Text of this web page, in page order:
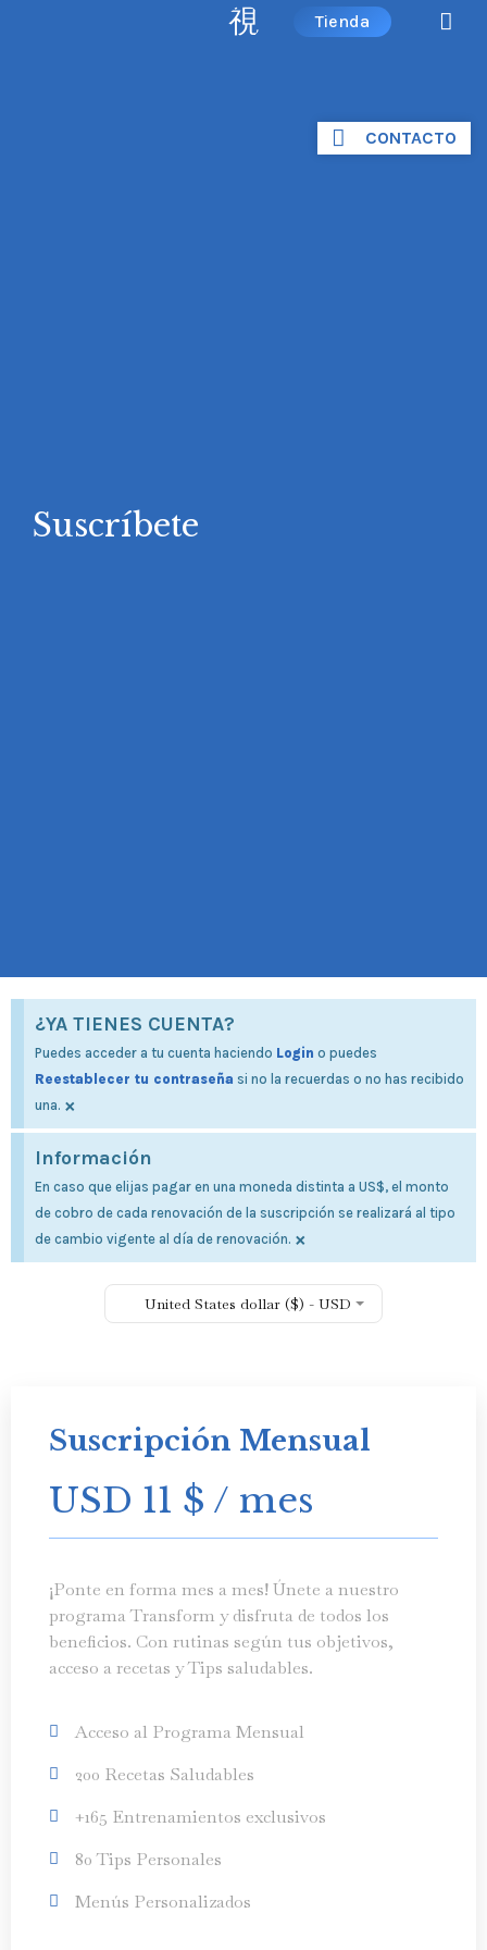
Tienda
CONTACTO
Suscríbete
¿YA TIENES CUENTA?
Puedes acceder a tu cuenta haciendo Login o puedes
Reestablecer tu contraseña si no la recuerdas o no has recibido
una. ×
Información
En caso que elijas pagar en una moneda distinta a US$, el monto
de cobro de cada renovación de la suscripción se realizará al tipo
de cambio vigente al día de renovación. ×
United States dollar ($) - USD
Suscripción Mensual
USD 11 $ / mes
¡Ponte en forma mes a mes! Únete a nuestro
programa Transform y disfruta de todos los
beneficios. Con rutinas según tus objetivos,
acceso a recetas y Tips saludables.
Acceso al Programa Mensual
200 Recetas Saludables
+165 Entrenamientos exclusivos
80 Tips Personales
Menús Personalizados